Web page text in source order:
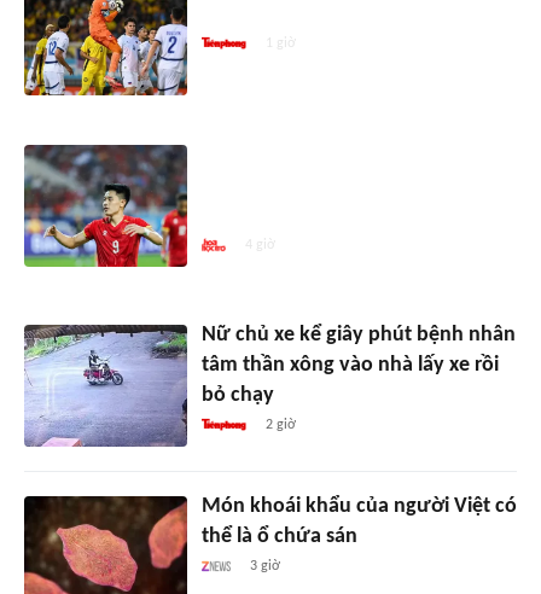
1 giờ
4 giờ
Nữ chủ xe kể giây phút bệnh nhân
tâm thần xông vào nhà lấy xe rồi
bỏ chạy
2 giờ
Món khoái khẩu của người Việt có
thể là ổ chứa sán
3 giờ